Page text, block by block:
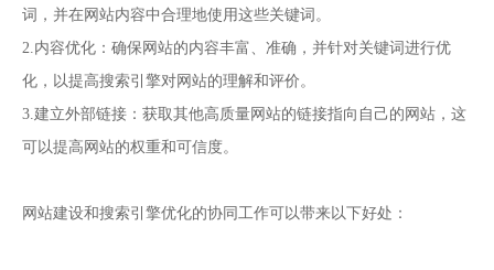
词，并在网站内容中合理地使用这些关键词。
2.内容优化：确保网站的内容丰富、准确，并针对关键词进行优
化，以提高搜索引擎对网站的理解和评价。
3.建立外部链接：获取其他高质量网站的链接指向自己的网站，这
可以提高网站的权重和可信度。
网站建设和搜索引擎优化的协同工作可以带来以下好处：